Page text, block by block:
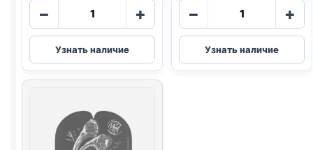
−
Количество
Blitz
(ЯГНЕНОК,
ИНДЕЙКА)
+
Узнать наличие
−
Количество
Blitz
(Д/
ШЕРСТИ,
+
Узнать наличие